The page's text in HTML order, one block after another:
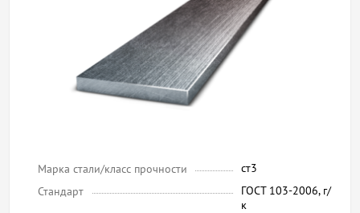
Марка стали/класс прочности
ст3
Стандарт
ГОСТ 103-2006, г/
к